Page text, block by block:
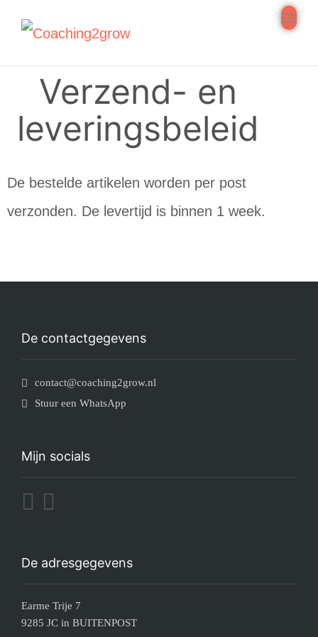
Verzend- en
leveringsbeleid
De bestelde artikelen worden per post
verzonden. De levertijd is binnen 1 week.
De contactgegevens
contact@coaching2grow.nl
Stuur een WhatsApp
Mijn socials
De adresgegevens
Earme Trije 7
9285 JC in BUITENPOST